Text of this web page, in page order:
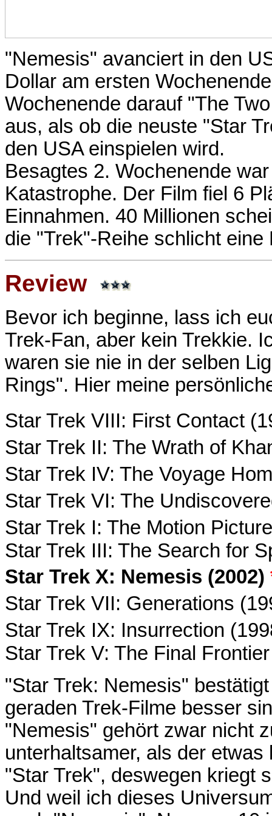
"Nemesis" avanciert in den
Dollar am ersten
Wochenende darauf "The
aus, als ob die neuste "Star
den USA einspielen wird.
Besagtes 2. Wochenende
Katastrophe. Der Film fiel 6
Einnahmen. 40 Millionen
die "Trek"-Reihe schlicht eine
Review
Bevor ich beginne, lass ich
Trek-Fan, aber kein Trekkie.
waren sie nie in der selben
Rings". Hier meine
Star Trek VIII: First Contact
Star Trek II: The Wrath of
Star Trek IV: The Voyage
Star Trek VI: The
Star Trek I: The Motion
Star Trek III: The Search for
Star Trek X: Nemesis (2002)
Star Trek VII: Generations
Star Trek IX: Insurrection
Star Trek V: The Final
"Star Trek: Nemesis"
geraden Trek-Filme besser
"Nemesis" gehört zwar nicht
unterhaltsamer, als der
"Star Trek", deswegen kriegt
Und weil ich dieses